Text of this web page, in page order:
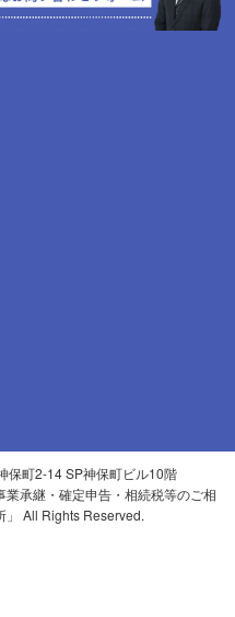
保町2-14 SP神保町ビル10階
承継・確定申告・相続税等のご相
」 All Rights Reserved.